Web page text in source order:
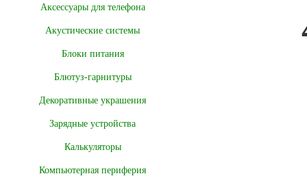
Аксессуары для телефона
Акустические системы
Блоки питания
Блютуз-гарнитуры
Декоративные украшения
Зарядные устройства
Калькуляторы
Компьютерная периферия